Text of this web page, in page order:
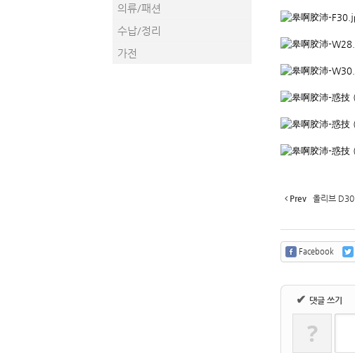
의류/패션
수납/정리
가전
Prev 올리브 D30
Facebook
✔ 댓글 쓰기
?